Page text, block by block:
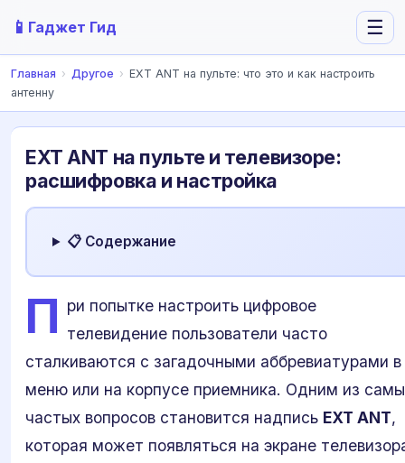
📱 Гаджет Гид ☰
Главная › Другое › EXT ANT на пульте: что это и как настроить
антенну
EXT ANT на пульте и телевизоре:
расшифровка и настройка
📋 Содержание
П ри попытке настроить цифровое
телевидение пользователи часто
сталкиваются с загадочными аббревиатурами в
меню или на корпусе приемника. Одним из
частых вопросов становится надпись EXT ANT,
которая может появляться на экране